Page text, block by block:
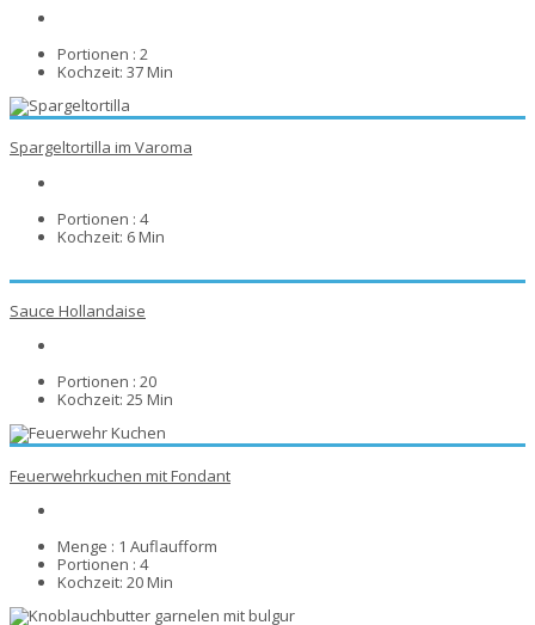
Portionen : 2
Kochzeit: 37 Min
Spargeltortilla im Varoma
Portionen : 4
Kochzeit: 6 Min
Sauce Hollandaise
Portionen : 20
Kochzeit: 25 Min
Feuerwehrkuchen mit Fondant
Menge : 1 Auflaufform
Portionen : 4
Kochzeit: 20 Min